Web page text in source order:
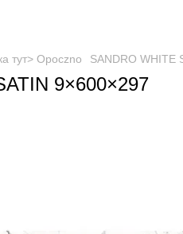
тут> Opoczno SANDRO WHITE
9×600×297